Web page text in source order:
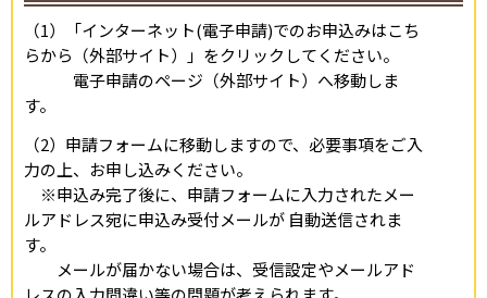
（1）「インターネット(電子申請)でのお申込みはこち
らから（外部サイト）」をクリックしてください。
電子申請のページ（外部サイト）へ移動しま
す。
（2）申請フォームに移動しますので、必要事項をご入
力の上、お申し込みください。
※申込み完了後に、申請フォームに入力されたメー
ルアドレス宛に申込み受付メールが 自動送信されま
す。
メールが届かない場合は、受信設定やメールアド